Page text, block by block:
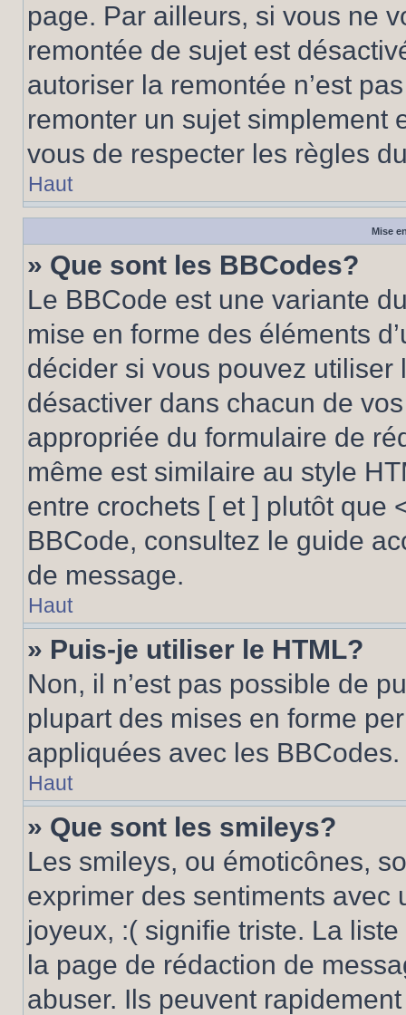
page. Par ailleurs, si vous ne
remontée de sujet est
autoriser la remontée n’est
remonter un sujet simplement
vous de respecter les règles
Haut
Mise
» Que sont les BBCodes?
Le BBCode est une variante
mise en forme des éléments
décider si vous pouvez
désactiver dans chacun de
appropriée du formulaire de
même est similaire au style
entre crochets [ et ] plutôt que
BBCode, consultez le guide
de message.
Haut
» Puis-je utiliser le HTML?
Non, il n’est pas possible de
plupart des mises en forme
appliquées avec les BBCodes.
Haut
» Que sont les smileys?
Les smileys, ou émoticônes,
exprimer des sentiments avec
joyeux, :( signifie triste. La
la page de rédaction de
abuser. Ils peuvent